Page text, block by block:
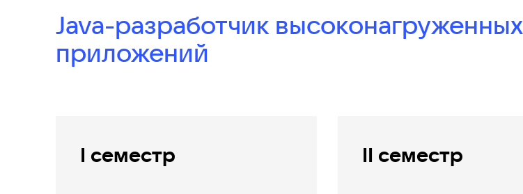
Java-разработчик высоконагруженных
приложений
I семестр II семестр